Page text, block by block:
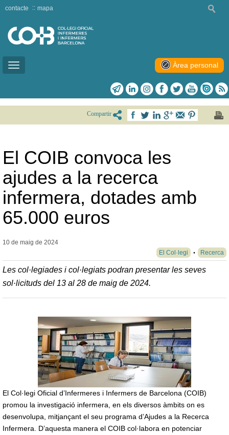
Toggle
contacte mapa
Àrea personal
Compartir
El COIB convoca les
ajudes a la recerca
infermera, dotades amb
65.000 euros
10 de maig de 2024
El Col·legi
Recerca
Les col·legiades i col·legiats podran presentar les seves
sol·licituds del 13 al 28 de maig de 2024.
El Col·legi Oficial d’Infermeres i Infermers de Barcelona (COIB)
promou la investigació infermera, en els diversos àmbits on es
desenvolupa, mitjançant el seu programa d’Ajudes a la Recerca
Infermera. D’aquesta manera el COIB col·labora en potenciar